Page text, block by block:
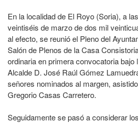
En la localidad de El Royo (Soria), a
veintiséis de marzo de dos mil
al efecto, se reunió el Pleno del
Salón de Plenos de la Casa
ordinaria en primera convocatoria bajo
Alcalde D. José Raúl Gómez
señores nominados al margen,
Gregorio Casas Carretero.
Seguidamente se pasó a considerar